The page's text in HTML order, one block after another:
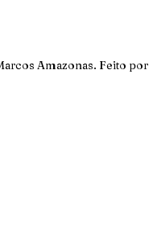
Amazonas. Feito por